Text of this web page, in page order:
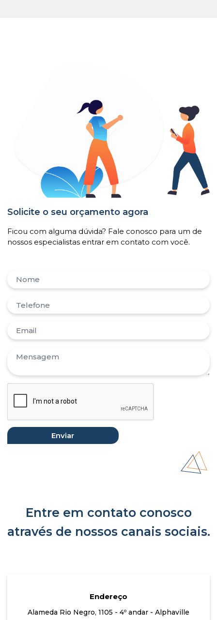
Solicite o seu orçamento agora
Ficou com alguma dúvida? Fale conosco para um de
nossos especialistas entrar em contato com você.
Entre em contato conosco
através de nossos canais sociais.
Endereço
Alameda Rio Negro, 1105 - 4º andar - Alphaville